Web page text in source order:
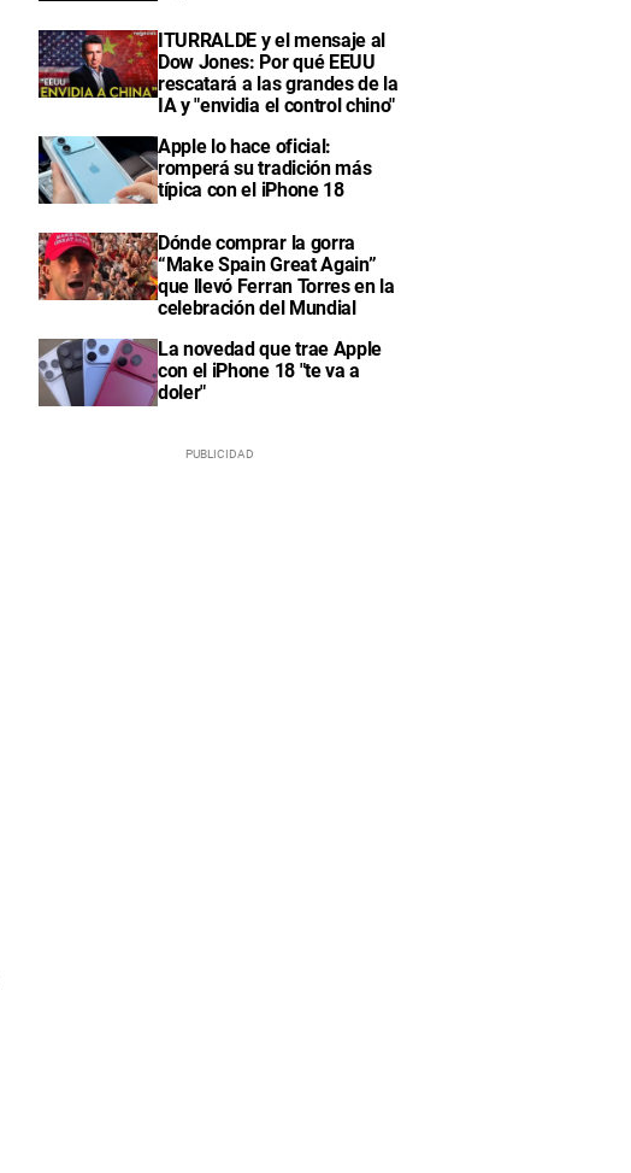
ITURRALDE y el mensaje al
Dow Jones: Por qué EEUU
rescatará a las grandes de la
IA y "envidia el control chino"
Apple lo hace oficial:
romperá su tradición más
típica con el iPhone 18
Dónde comprar la gorra
“Make Spain Great Again”
que llevó Ferran Torres en la
celebración del Mundial
La novedad que trae Apple
con el iPhone 18 "te va a
doler"